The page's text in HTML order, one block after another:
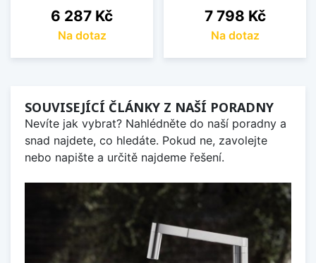
Cena
6 287 Kč
Na dotaz
Cena
7 798 Kč
Na dotaz
SOUVISEJÍCÍ ČLÁNKY Z NAŠÍ PORADNY
Nevíte jak vybrat? Nahlédněte do naší poradny a
snad najdete, co hledáte. Pokud ne, zavolejte
nebo napište a určitě najdeme řešení.